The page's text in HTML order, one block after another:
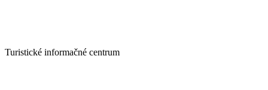
Turistické informačné centrum